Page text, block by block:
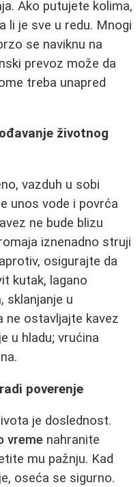
Ako putujete kolima,
li je sve u redu. Mnogi
se naviknu na
prevoz može da
treba unapred
životnog
vazduh u sobi
unos vode i povrća
ne bude blizu
iznenadno struji
osigurajte da
kutak, lagano
sklanjanje u
ne ostavljajte kavez
u hladu; vrućina
poverenje
je doslednost.
vreme nahranite
mu pažnju. Kad
oseća se sigurno.